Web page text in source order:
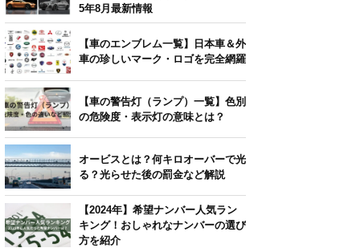
5年8月最新情報
【車のエンブレム一覧】日本車＆外
車の珍しいマーク・ロゴを完全網羅
【車の警告灯（ランプ）一覧】色別
の危険度・表示灯の意味とは？
オービスとは？何キロオーバーで光
る？光らせた後の罰金など解説
【2024年】希望ナンバー人気ラン
キング！おしゃれなナンバーの選び
方を紹介